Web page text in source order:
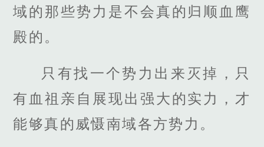
域的那些势力是不会真的归顺血鹰
殿的。
只有找一个势力出来灭掉，只
有血祖亲自展现出强大的实力，才
能够真的威慑南域各方势力。